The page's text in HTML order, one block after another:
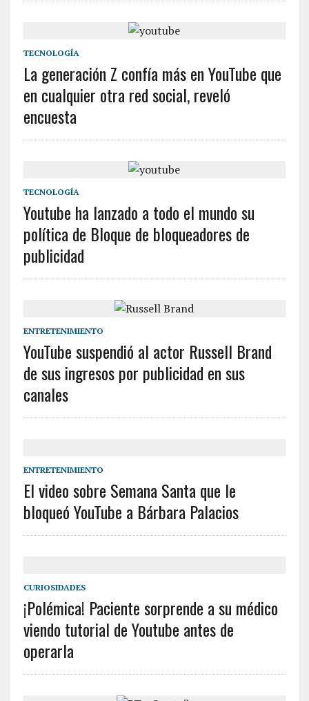
TECNOLOGÍA
La generación Z confía más en YouTube que
en cualquier otra red social, reveló
encuesta
TECNOLOGÍA
Youtube ha lanzado a todo el mundo su
política de Bloque de bloqueadores de
publicidad
ENTRETENIMIENTO
YouTube suspendió al actor Russell Brand
de sus ingresos por publicidad en sus
canales
ENTRETENIMIENTO
El video sobre Semana Santa que le
bloqueó YouTube a Bárbara Palacios
CURIOSIDADES
¡Polémica! Paciente sorprende a su médico
viendo tutorial de Youtube antes de
operarla